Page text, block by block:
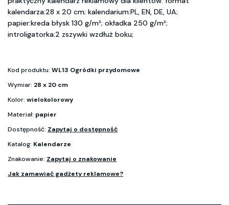
kalendarza:28 x 20 cm; kalendarium:PL, EN, DE, UA;
papier:kreda błysk 130 g/m²; okładka 250 g/m²;
introligatorka:2 zszywki wzdłuż boku;
Kod produktu: WL13 Ogródki przydomowe
Wymiar: 28 x 20 cm
Kolor: wielokolorowy
Materiał: papier
Dostępność: Zapytaj o dostępność
Katalog: Kalendarze
Znakowanie: Zapytaj o znakowanie
Jak zamawiać gadżety reklamowe?